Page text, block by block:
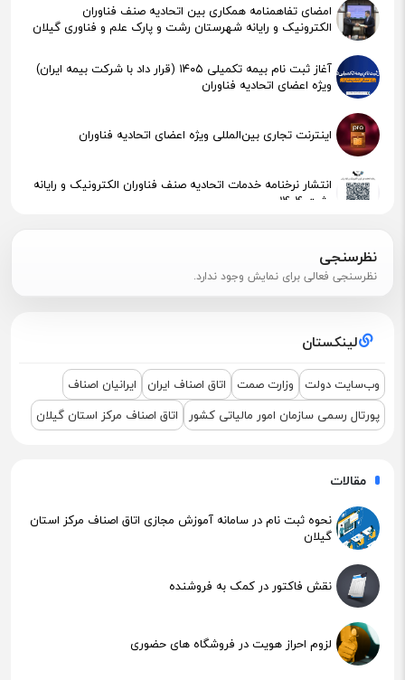
امضای تفاهمنامه همکاری بین اتحادیه صنف فناوران
الکترونیک و رایانه شهرستان رشت و پارک علم و فناوری گیلان
آغاز ثبت نام بیمه تکمیلی ۱۴۰۵ (قرار داد با شرکت بیمه ایران)
ویژه اعضای اتحادیه فناوران
اینترنت تجاری بین‌المللی ویژه اعضای اتحادیه فناوران
انتشار نرخنامه خدمات اتحادیه صنف فناوران الکترونیک و رایانه
رشت 1404
نشست مشترک درباره نمایشگاه ETEX+IGF 2025
نظرسنجی
نظرسنجی فعالی برای نمایش وجود ندارد.
لینکستان
وب‌سایت دولت وزارت صمت اتاق اصناف ایران
ایرانیان اصناف
پورتال رسمی سازمان امور مالیاتی کشور
اتاق اصناف مرکز استان گیلان
مقالات
نحوه ثبت نام در سامانه آموزش مجازی اتاق اصناف مرکز استان
گیلان
نقش فاکتور در کمک به فروشنده
لزوم احراز هویت در فروشگاه های حضوری